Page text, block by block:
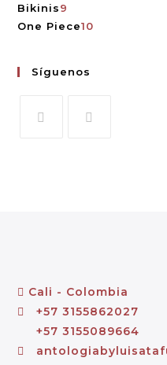
Bikinis9
One Piece10
Síguenos
Cali - Colombia
+57 3155862027
+57 3155089664